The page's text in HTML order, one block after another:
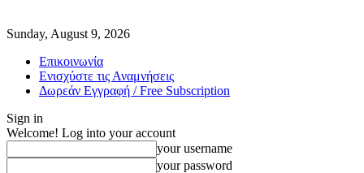
Sunday, August 9, 2026
Επικοινωνία
Ενισχύστε τις Αναμνήσεις
Δωρεάν Εγγραφή / Free Subscription
Sign in
Welcome! Log into your account
your username
your password